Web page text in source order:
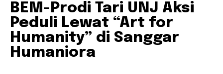
BEM-Prodi Tari UNJ Aksi
Peduli Lewat “Art for
Humanity” di Sanggar
Humaniora